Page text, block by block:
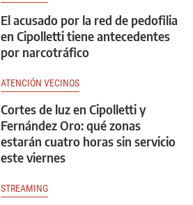
El acusado por la red de pedofilia
en Cipolletti tiene antecedentes
por narcotráfico
ATENCIÓN VECINOS
Cortes de luz en Cipolletti y
Fernández Oro: qué zonas
estarán cuatro horas sin servicio
este viernes
STREAMING